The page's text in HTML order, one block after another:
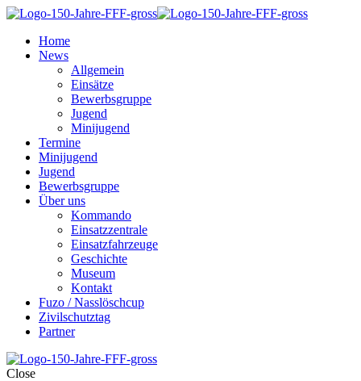
Home
News
Allgemein
Einsätze
Bewerbsgruppe
Jugend
Minijugend
Termine
Minijugend
Jugend
Bewerbsgruppe
Über uns
Kommando
Einsatzzentrale
Einsatzfahrzeuge
Geschichte
Museum
Kontakt
Fuzo / Nasslöschcup
Zivilschutztag
Partner
Close